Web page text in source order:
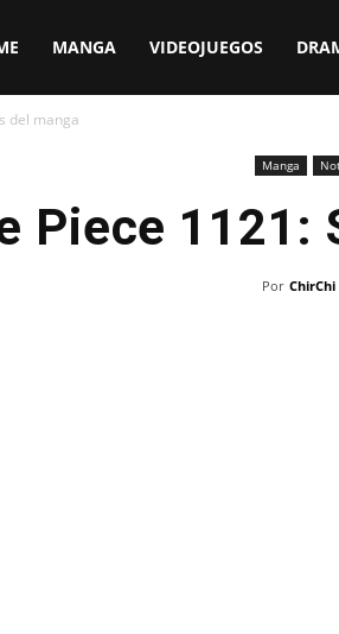
MANGA VIDEOJUEGOS
del manga
Manga
Piece 1121:
Por ChirChi